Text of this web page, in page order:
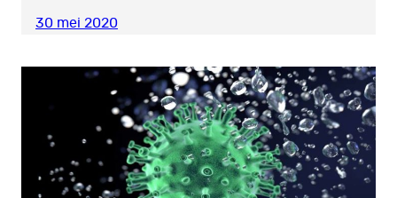
30 mei 2020